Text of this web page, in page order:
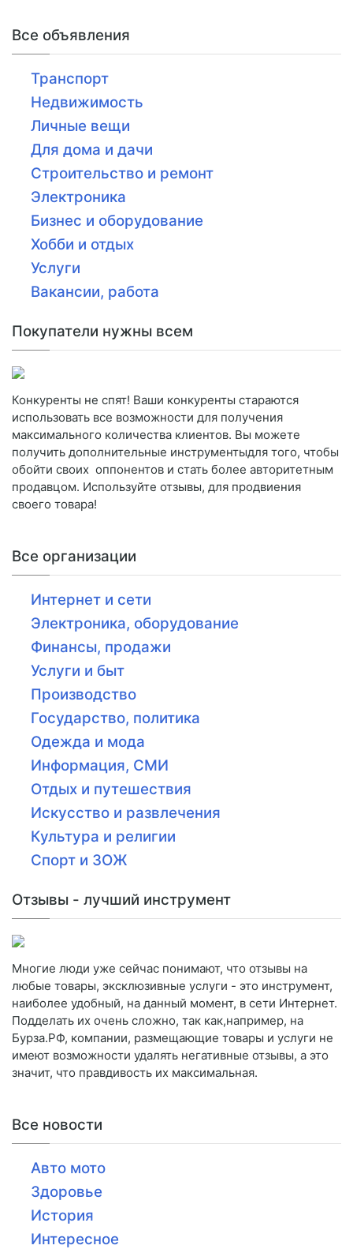
Все объявления
Транспорт
Недвижимость
Личные вещи
Для дома и дачи
Строительство и ремонт
Электроника
Бизнес и оборудование
Хобби и отдых
Услуги
Вакансии, работа
Покупатели нужны всем
Конкуренты не спят! Ваши конкуренты стараются
использовать все возможности для получения
максимального количества клиентов. Вы можете
получить дополнительные инструментыдля того, чтобы
обойти своих оппонентов и стать более авторитетным
продавцом. Используйте отзывы, для продвиения
своего товара!
Все организации
Интернет и сети
Электроника, оборудование
Финансы, продажи
Услуги и быт
Производство
Государство, политика
Одежда и мода
Информация, СМИ
Отдых и путешествия
Искусство и развлечения
Культура и религии
Спорт и ЗОЖ
Отзывы - лучший инструмент
Многие люди уже сейчас понимают, что отзывы на
любые товары, эксклюзивные услуги - это инструмент,
наиболее удобный, на данный момент, в сети Интернет.
Подделать их очень сложно, так как,например, на
Бурза.РФ, компании, размещающие товары и услуги не
имеют возможности удалять негативные отзывы, а это
значит, что правдивость их максимальная.
Все новости
Авто мото
Здоровье
История
Интересное